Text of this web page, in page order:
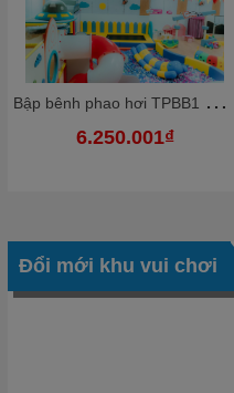
B
ập bênh phao hơi TPBB1 Dochoikinhbac Giải trí hấp dẫn khu vui chơi
6.250.001₫
Đổi mới khu vui chơi